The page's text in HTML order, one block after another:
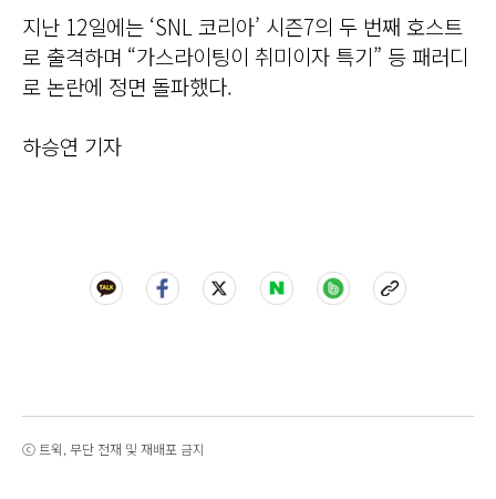
지난 12일에는 ‘SNL 코리아’ 시즌7의 두 번째 호스트
로 출격하며 “가스라이팅이 취미이자 특기” 등 패러디
로 논란에 정면 돌파했다.
하승연 기자
ⓒ 트윅, 무단 전재 및 재배포 금지